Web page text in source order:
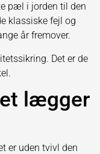
pæl i jorden til den
klassiske fejl og
år fremover.
Det er de
lægger
er uden tvivl den